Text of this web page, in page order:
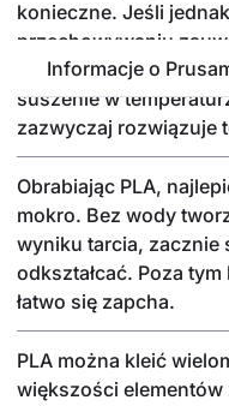
Informacje o
konieczne. Jeśli
przechowywaniu
pęcherzyków lub
suszenie w
zazwyczaj rozwiązuje
Obrabiając PLA,
mokro. Bez wody
wyniku tarcia, zacznie
odkształcać. Poza
łatwo się zapcha.
PLA można kleić
większości